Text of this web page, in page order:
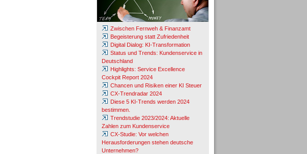
Zwischen Fernweh & Finanzamt
Begeisterung statt Zufriedenheit
Digital Dialog: KI-Transformation
Status und Trends: Kundenservice in
Deutschland
Highlights: Service Excellence
Cockpit Report 2024
Chancen und Risiken einer KI Steuer
CX-Trendradar 2024
Diese 5 KI-Trends werden 2024
bestimmen.
Trendstudie 2023/2024: Aktuelle
Zahlen zum Kundenservice
CX-Studie: Vor welchen
Herausforderungen stehen deutsche
Unternehmen?